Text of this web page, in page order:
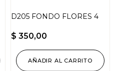
D205 FONDO FLORES 4
$ 350,00
AÑADIR AL CARRITO